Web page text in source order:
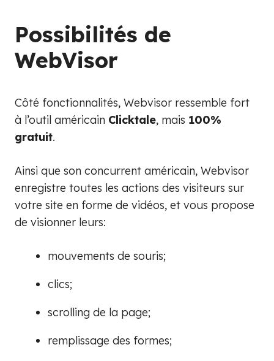
Possibilités de
WebVisor
Côté fonctionnalités, Webvisor ressemble fort
à l’outil américain Clicktale, mais 100%
gratuit.
Ainsi que son concurrent américain, Webvisor
enregistre toutes les actions des visiteurs sur
votre site en forme de vidéos, et vous propose
de visionner leurs:
mouvements de souris;
clics;
scrolling de la page;
remplissage des formes;